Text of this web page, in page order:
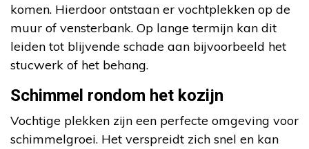
komen. Hierdoor ontstaan er vochtplekken op de
muur of vensterbank. Op lange termijn kan dit
leiden tot blijvende schade aan bijvoorbeeld het
stucwerk of het behang.
Schimmel rondom het kozijn
Vochtige plekken zijn een perfecte omgeving voor
schimmelgroei. Het verspreidt zich snel en kan